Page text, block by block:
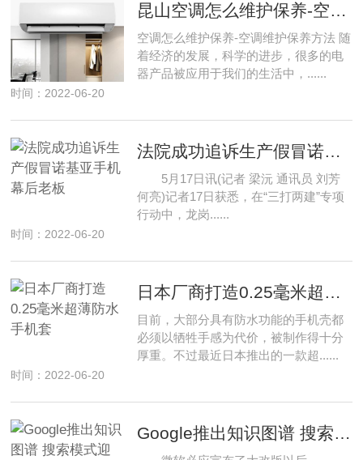
昆山空调怎么维护保养-空调维护保养方法
空调怎么维护保养-空调维护保养方法 随
着经济的发展，科学的进步，很多的电
器产品被应用于我们的生活中，......
时间：2022-06-20
法院成功追诉生产假冒诺基亚手机幕后老板
5月17日讯(记者 梁沅 通讯员 刘芳
何亮)记者17日获悉，在“三打两建”专项
行动中，龙岗......
时间：2022-06-20
日本厂商打造0.25毫米超薄防水手机套
目前，大部分具有防水功能的手机壳都
必须以牺牲手感为代价，被制作得十分
厚重。不过最近日本推出的一款超......
时间：2022-06-20
Google推出知识图谱 搜索模式迎来大变革